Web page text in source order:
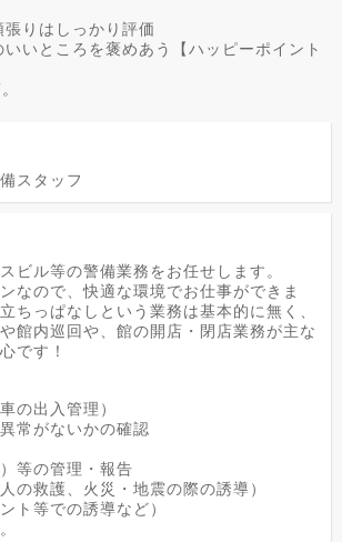
りはしっかり評価
いところを褒めあう【ハッピーポイント
スタッフ
ビル等の警備業務をお任せします。
なので、快適な環境でお仕事ができま
ちっぱなしという業務は基本的に無く、
館内巡回や、館の開店・閉店業務が主な
です！
の出入管理）
常がないかの確認
等の管理・報告
の救護、火災・地震の際の誘導）
ト等での誘導など）